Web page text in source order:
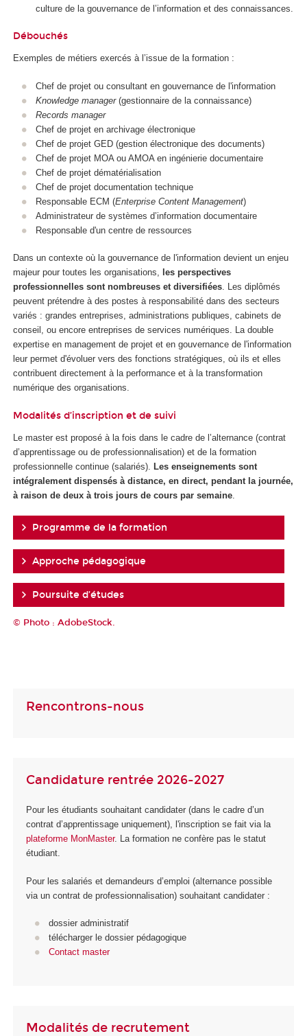
culture de la gouvernance de l’information et des connaissances.
Débouchés
Exemples de métiers exercés à l’issue de la formation :
Chef de projet ou consultant en gouvernance de l'information
Knowledge manager(gestionnaire de la connaissance)
Records manager
Chef de projet en archivage électronique
Chef de projet GED (gestion électronique des documents)
Chef de projet MOA ou AMOA en ingénierie documentaire
Chef de projet dématérialisation
Chef de projet documentation technique
Responsable ECM (Enterprise Content Management)
Administrateur de systèmes d’information documentaire
Responsable d'un centre de ressources
Dans un contexte où la gouvernance de l'information devient un enjeu
majeur pour toutes les organisations, les perspectives
professionnelles sont nombreuses et diversifiées. Les diplômés
peuvent prétendre à des postes à responsabilité dans des secteurs
variés : grandes entreprises, administrations publiques, cabinets de
conseil, ou encore entreprises de services numériques. La double
expertise en management de projet et en gouvernance de l'information
leur permet d'évoluer vers des fonctions stratégiques, où ils et elles
contribuent directement à la performance et à la transformation
numérique des organisations.
Modalités d’inscription et de suivi
Le master est proposé à la fois dans le cadre de l’alternance (contrat
d’apprentissage ou de professionnalisation) et de la formation
professionnelle continue (salariés).
Les enseignements sont
intégralement dispensés à distance, en direct, pendant la journée,
à raison de deux à trois jours de cours par semaine
Programme de la formation
Approche pédagogique
Poursuite d’études
© Photo : AdobeStock.
Rencontrons-nous
Candidature rentrée 2026-2027
Pour les étudiants souhaitant candidater (dans le cadre d’un
contrat d’apprentissage uniquement), l'inscription se fait via la
plateforme MonMaster. La formation ne confère pas le statut
étudiant.
Pour les salariés et demandeurs d’emploi (alternance possible
via un contrat de professionnalisation) souhaitant candidater :
dossier administratif
télécharger le dossier pédagogique
Contact master
Modalités de recrutement